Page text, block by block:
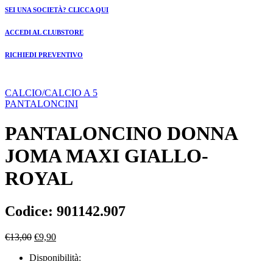
SEI UNA SOCIETÀ? CLICCA QUI
ACCEDI AL CLUBSTORE
RICHIEDI PREVENTIVO
CALCIO/CALCIO A 5
PANTALONCINI
PANTALONCINO DONNA
JOMA MAXI GIALLO-
ROYAL
Codice: 901142.907
€13,00 Il
originale
€9,90Il
attuale
Disponibilità: